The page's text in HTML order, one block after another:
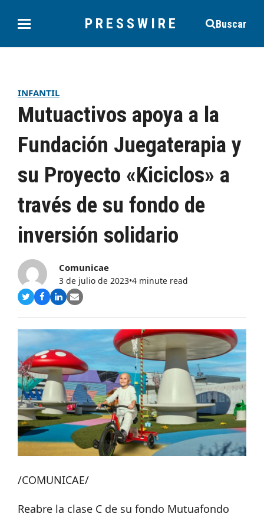
PRESSWIRE Buscar
INFANTIL
Mutuactivos apoya a la
Fundación Juegaterapia y
su Proyecto «Kiciclos» a
través de su fondo de
inversión solidario
Comunicae
3 de julio de 2023•4 minute read
Compartir
Twitter
Compartir
Facebook
Compartir
LinkedIn
Share
Email
/COMUNICAE/
Reabre la clase C de su fondo Mutuafondo